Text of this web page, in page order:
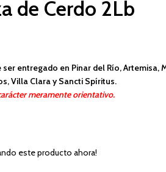
de Cerdo 2Lb
entregado en Pinar del Río, Artemisa,
Villa Clara y Sancti Spíritus.
meramente orientativo.
este producto ahora!